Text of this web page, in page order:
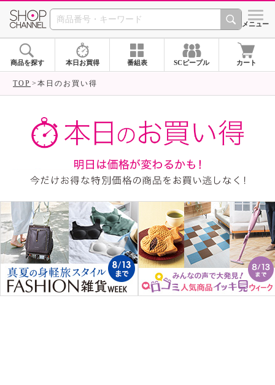
SHOP CHANNEL ショッ
メニュー
商品を探す 本日お買得 番組表 SCピープル カート
TOP 本日のお買い得